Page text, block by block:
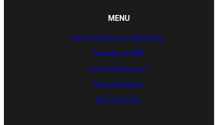
MENU
Nos formations en alternance
Travailler en MFR
Qui sommes nous ?
Nos partenaires
Nous contacter